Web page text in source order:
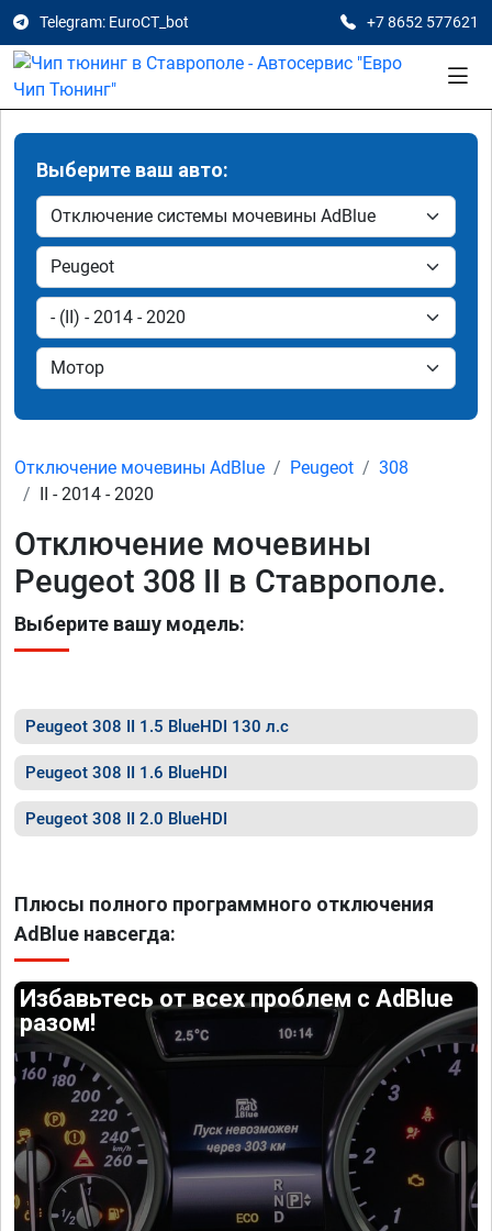
Telegram: EuroCT_bot +7 8652 577621
Выберите ваш авто:
Отключение мочевины AdBlue Peugeot
308
II - 2014 - 2020
Отключение мочевины
Peugeot 308 II в Ставрополе.
Выберите вашу модель:
Peugeot 308 II 1.5 BlueHDI 130 л.с
Peugeot 308 II 1.6 BlueHDI
Peugeot 308 II 2.0 BlueHDI
Плюсы полного программного отключения
AdBlue навсегда:
Избавьтесь от всех проблем с AdBlue
разом!